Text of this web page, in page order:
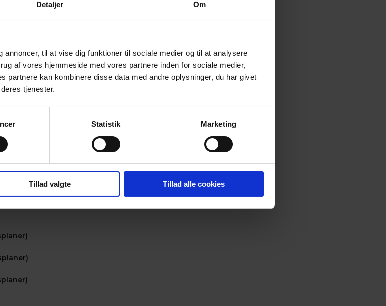
Detaljer Om
til at vise dig funktioner til sociale medier og til at analysere
af vores hjemmeside med vores partnere inden for sociale medier,
partnere kan kombinere disse data med andre oplysninger, du har givet
tjenester.
Statistik Marketing
Tillad valgte Tillad alle cookies